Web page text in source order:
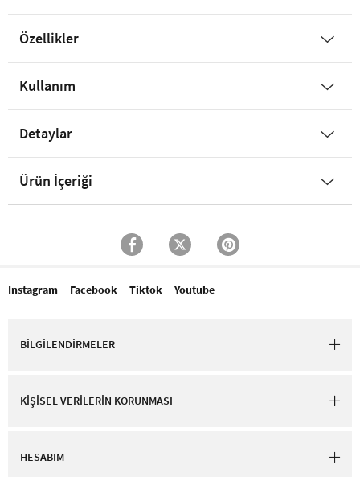
Özellikler
Kullanım
Detaylar
Ürün İçeriği
Instagram Facebook Tiktok Youtube
BİLGİLENDİRMELER
KİŞİSEL VERİLERİN KORUNMASI
HESABIM